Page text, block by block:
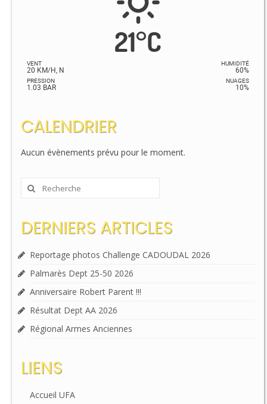
21°C
VENT
20 KM/H, N
PRESSION
1.03 BAR
HUMIDITÉ
60%
NUAGES
10%
CALENDRIER
Aucun évènements prévu pour le moment.
Rechercher
:
DERNIERS ARTICLES
Reportage photos Challenge CADOUDAL 2026
Palmarès Dept 25-50 2026
Anniversaire Robert Parent !!!
Résultat Dept AA 2026
Régional Armes Anciennes
LIENS
Accueil UFA